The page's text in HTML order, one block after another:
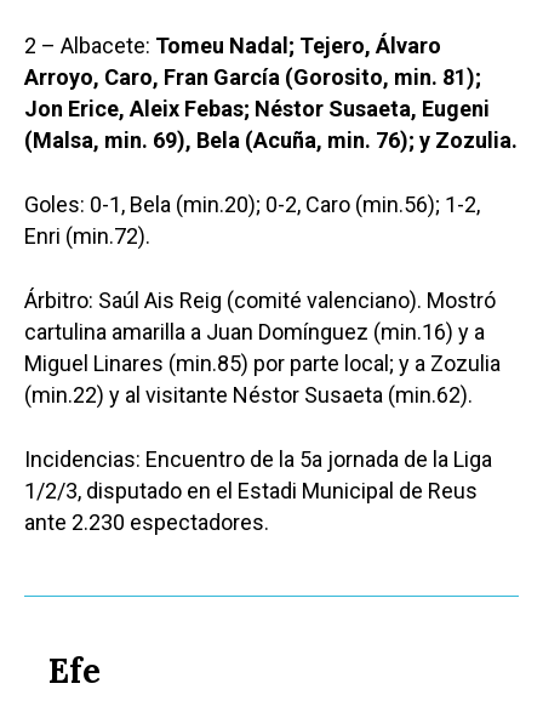
2 – Albacete: Tomeu Nadal; Tejero, Álvaro
Arroyo, Caro, Fran García (Gorosito, min. 81);
Jon Erice, Aleix Febas; Néstor Susaeta, Eugeni
(Malsa, min. 69), Bela (Acuña, min. 76); y Zozulia.
Goles: 0-1, Bela (min.20); 0-2, Caro (min.56); 1-2,
Enri (min.72).
Árbitro: Saúl Ais Reig (comité valenciano). Mostró
cartulina amarilla a Juan Domínguez (min.16) y a
Miguel Linares (min.85) por parte local; y a Zozulia
(min.22) y al visitante Néstor Susaeta (min.62).
Incidencias: Encuentro de la 5a jornada de la Liga
1/2/3, disputado en el Estadi Municipal de Reus
ante 2.230 espectadores.
Efe